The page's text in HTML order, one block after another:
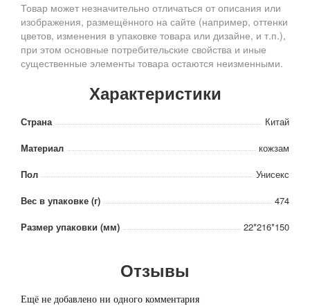
Товар может незначительно отличаться от описания или
изображения, размещённого на сайте (например, оттенки
цветов, изменения в упаковке товара или дизайне, и т.п.),
при этом основные потребительские свойства и иные
существенные элементы товара остаются неизменными.
Характеристики
Страна
Китай
Материал
кожзам
Пол
Унисекс
Вес в упаковке (г)
474
Размер упаковки (мм)
22*216*150
Отзывы
Ещё не добавлено ни одного комментария